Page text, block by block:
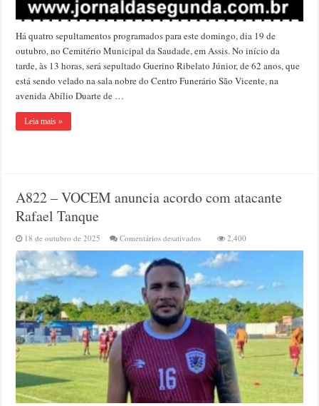
Há quatro sepultamentos programados para este domingo, dia 19 de
outubro, no Cemitério Municipal da Saudade, em Assis. No início da
tarde, às 13 horas, será sepultado Guerino Ribelato Júnior, de 62 anos, que
está sendo velado na sala nobre do Centro Funerário São Vicente, na
avenida Abílio Duarte de …
Leia mais »
A822 – VOCEM anuncia acordo com atacante
Rafael Tanque
18 de outubro de 2025 Comentários desativadosem
VOCEM
anuncia
acordo
com
atacante
Rafael
Tanque
2,400